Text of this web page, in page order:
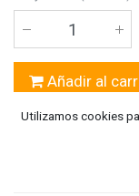
Añadir al
2 Unidades disponible
Utilizamos cookies